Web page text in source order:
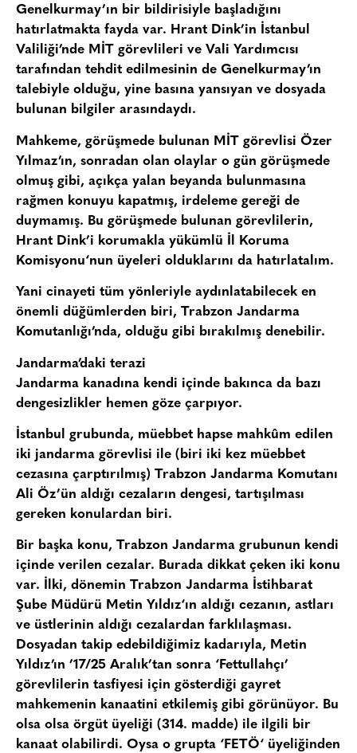
Genelkurmay’ın bir bildirisiyle başladığını
hatırlatmakta fayda var. Hrant Dink’in İstanbul
Valiliği’nde MİT görevlileri ve Vali Yardımcısı
tarafından tehdit edilmesinin de Genelkurmay’ın
talebiyle olduğu, yine basına yansıyan ve dosyada
bulunan bilgiler arasındaydı.
Mahkeme, görüşmede bulunan MİT görevlisi Özer
Yılmaz’ın, sonradan olan olaylar o gün görüşmede
olmuş gibi, açıkça yalan beyanda bulunmasına
rağmen konuyu kapatmış, irdeleme gereği de
duymamış. Bu görüşmede bulunan görevlilerin,
Hrant Dink’i korumakla yükümlü
İl Koruma
Komisyonu‘nun üyeleri olduklarını da hatırlatalım.
Yani cinayeti tüm yönleriyle aydınlatabilecek en
önemli düğümlerden biri, Trabzon Jandarma
Komutanlığı’nda, olduğu gibi bırakılmış denebilir.
Jandarma’daki terazi
Jandarma kanadına kendi içinde bakınca da bazı
dengesizlikler hemen göze çarpıyor.
İstanbul grubunda, müebbet hapse mahkûm edilen
iki jandarma görevlisi ile (biri iki kez müebbet
cezasına çarptırılmış) Trabzon Jandarma Komutanı
Ali Öz’ün aldığı cezaların dengesi, tartışılması
gereken konulardan biri.
Bir başka konu, Trabzon Jandarma grubunun kendi
içinde verilen cezalar. Burada dikkat çeken iki konu
var. İlki, dönemin Trabzon Jandarma İstihbarat
Şube Müdürü Metin Yıldız‘ın aldığı cezanın, astları
ve üstlerinin aldığı cezalardan farklılaşması.
Dosyadan takip edebildiğimiz kadarıyla, Metin
Yıldız’ın ’17/25 Aralık’tan sonra ‘Fettullahçı’
görevlilerin tasfiyesi için gösterdiği gayret
mahkemenin kanaatini etkilemiş gibi görünüyor. Bu
olsa olsa örgüt üyeliği (314. madde) ile ilgili bir
kanaat olabilirdi. Oysa o grupta ‘FETÖ‘ üyeliğinden